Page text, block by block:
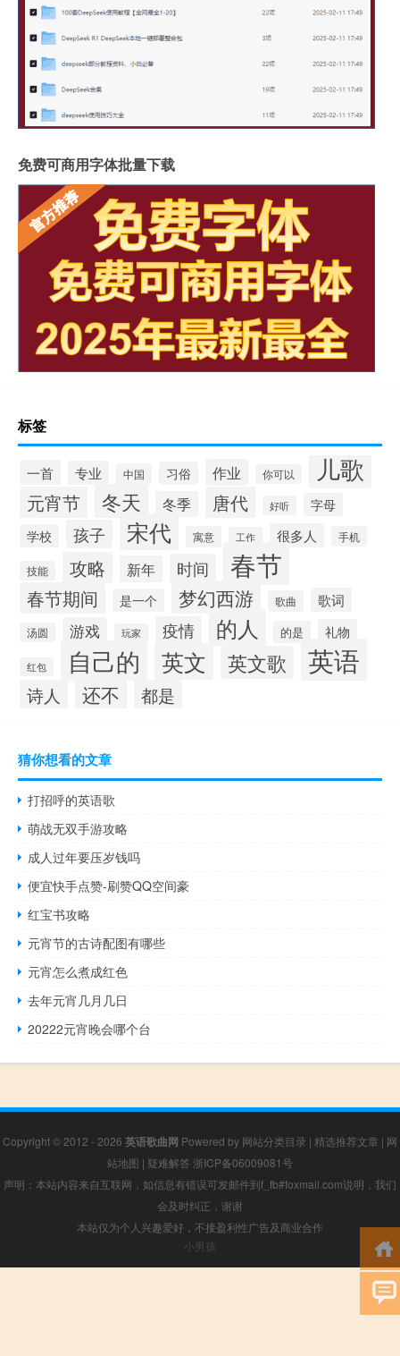
免费可商用字体批量下载
标签
一首 专业 中国 习俗 作业 你可以 儿歌
元宵节 冬天 冬季 唐代 好听
字母
学校
孩子 宋代 寓意 工作 很多人 手机
技能 攻略 新年 时间 春节
春节期间 是一个 梦幻西游 歌曲 歌词
汤圆 游戏 玩家 疫情 的人 的是 礼物
红包 自己的 英文 英文歌 英语
诗人 还不 都是
猜你想看的文章
打招呼的英语歌
萌战无双手游攻略
成人过年要压岁钱吗
便宜快手点赞-刷赞QQ空间豪
红宝书攻略
元宵节的古诗配图有哪些
元宵怎么煮成红色
去年元宵几月几日
20222元宵晚会哪个台
Copyright © 2012 - 2026 英语歌曲网 Powered by 网站分类目录 | 精选推荐文章 | 网
站地图 | 疑难解答 浙ICP备06009081号
声明：本站内容来自互联网，如信息有错误可发邮件到f_fb#foxmail.com说明，我们
会及时纠正，谢谢
本站仅为个人兴趣爱好，不接盈利性广告及商业合作
小男孩